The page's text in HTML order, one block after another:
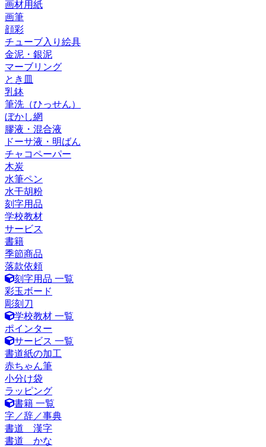
画材用紙
画筆
顔彩
チューブ入り絵具
金泥・銀泥
マーブリング
とき皿
乳鉢
筆洗（ひっせん）
ぼかし網
膠液・混合液
ドーサ液・明ばん
チャコペーパー
木炭
水筆ペン
水干胡粉
刻字用品
学校教材
サービス
書籍
季節商品
落款依頼
刻字用品 一覧
彩玉ボード
彫刻刀
学校教材 一覧
ポインター
サービス 一覧
書道紙の加工
赤ちゃん筆
小分け袋
ラッピング
書籍 一覧
字／辞／事典
書道 漢字
書道 かな